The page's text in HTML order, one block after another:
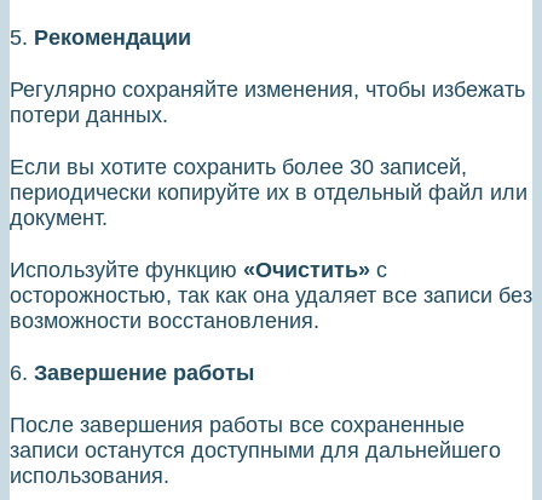
5. Рекомендации
Регулярно сохраняйте изменения, чтобы избежать
потери данных.
Если вы хотите сохранить более 30 записей,
периодически копируйте их в отдельный файл или
документ.
Используйте функцию «Очистить» с
осторожностью, так как она удаляет все записи без
возможности восстановления.
6. Завершение работы
После завершения работы все сохраненные
записи останутся доступными для дальнейшего
использования.